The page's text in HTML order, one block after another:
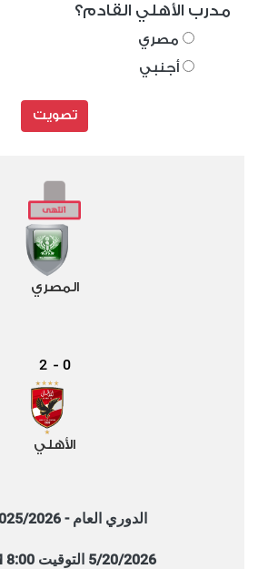
مدرب الأهلي القادم؟
مصري
أجنبي
تصويت
المصري
0
-
2
الأهلي
الدوري العام - 2025/2026
5/20/2026 التوقيت 8:00 PM